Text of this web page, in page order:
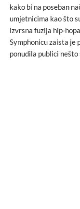
kako bi na poseban
umjetnicima kao što
izvrsna fuzija hip-
Symphonicu zaista je
ponudila publici nešto